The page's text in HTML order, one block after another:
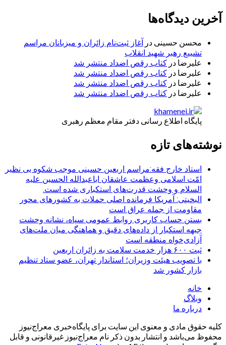
آخرین دیدگاه‌ها
محسن حسینی در آغاز ثبت‌نام زائران و میزبانان مراسم
تشییع رهبر شهید انقلاب
علیرضا در کتاب رقص اضداد منتشر شد
علیرضا در کتاب رقص اضداد منتشر شد
علیرضا در کتاب رقص اضداد منتشر شد
علیرضا در کتاب رقص اضداد منتشر شد
پایگاه اطلاع رسانی دفتر مقام معظم رهبری
نوشته‌های تازه
استاد خارج فقه:مراسم اربعین حسینی موجب شکوه بی نظیر
امّت اسلامی وعظمت عاشقان اباعبدالله الحسین علیه
السلام و وحشت قدرت‌های استکباری شده است.
البخیتی: آمریکا فرمانده اصلی حملات به کشورهای محور
مقاومت از جمله عراق است
بستن حساب کاربری روابط عمومی سپاه، نشانه‌ وحشت
جبهه استکبار از داده‌های دقیق و هماهنگی میان ملت‌های
آزادی‌خواه منطقه است
ثبت ۶۰۰ هزار خدمت سلامت به زائران اربعین
با تصویب هیئت وزیران؛ استاندار تهران، عضو ستاد تنظیم
بازار کشور شد
خانه
وبلاگ
درباره ما
کلیه حقوق مادی و معنوی این سایت برای پایگاه‌خبری معراج‌نیوز
محفوظ می‌باشد و انتشار بدون ذکر نام معراج‌نیوز غیرقانونی و قابل